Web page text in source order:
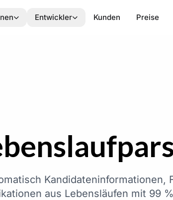
Entwickler Kunden Preise
Kandidateninformationen,
aus Lebensläufen mit 99